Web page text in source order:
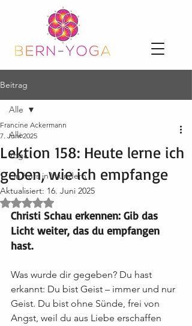
Beitrag
Alle
Yoga
Ein Kurs in Wundern
Alle
Lektion 158: Heute lerne ich
geben, wie ich empfange
Francine Ackermann
7. Juni 2025
Aktualisiert: 16. Juni 2025
Mit NaN von 5 Sternen bewertet.
Christi Schau erkennen: Gib das
Licht weiter, das du empfangen
hast.
Was wurde dir gegeben? Du hast
erkannt: Du bist Geist – immer und nur
Geist. Du bist ohne Sünde, frei von
Angst, weil du aus Liebe erschaffen